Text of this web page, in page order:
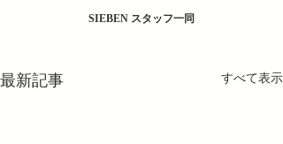
SIEBEN スタッフ一同
最新記事 すべて表示